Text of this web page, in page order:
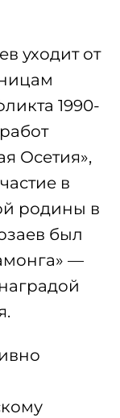
уходит от
1990-
Осетия»,
в
родины в
был
—